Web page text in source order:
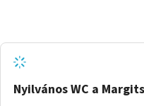
Nyilvános WC a